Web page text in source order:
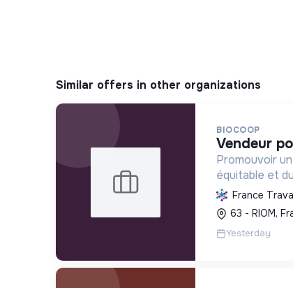
Similar offers in other organizations
BIOCOOP
vendeur
Promouvoir
équitable et
l'agriculture
déchets et en
plus juste et
France
63 - RIOM,
Yesterday